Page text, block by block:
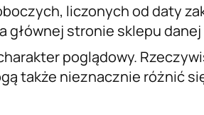
liczonych od daty
stronie sklepu
poglądowy.
także nieznacznie różnić